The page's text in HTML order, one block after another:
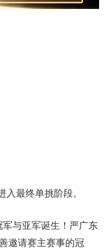
入最终单挑阶段。
与亚军诞生！严广东
邀请赛主赛事的冠